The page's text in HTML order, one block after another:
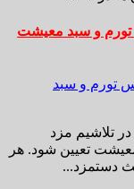
تورم و سبد معیشت
تلاشیم مزد
تعیین شود. هر
دستمزد...